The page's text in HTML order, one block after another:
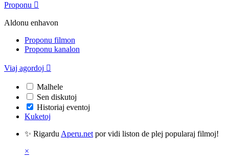
Proponu 
Aldonu enhavon
Proponu filmon
Proponu kanalon
Viaj agordoj 
Malhele
Sen diskutoj
Historiaj eventoj
Kuketoj
✨ Rigardu Aperu.net por vidi liston de plej popularaj filmoj!
×